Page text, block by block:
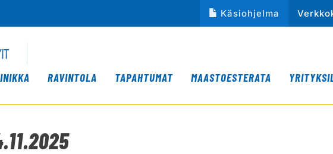
Käsiohjelma
RAVINTOLA TAPAHTUMAT MAASTOESTERATA